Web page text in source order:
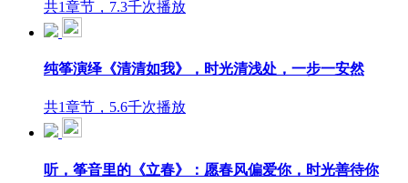
共1章节，7.3千次播放
纯筝演绎《清清如我》，时光清浅处，一步一安然
共1章节，5.6千次播放
听，筝音里的《立春》：愿春风偏爱你，时光善待你